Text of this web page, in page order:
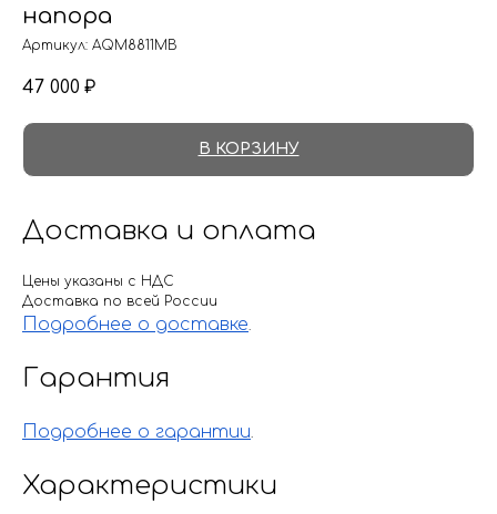
напора
Артикул: AQM8811MB
47 000 ₽
В КОРЗИНУ
Доставка и оплата
Цены указаны с НДС
Доставка по всей России
Подробнее о доставке.
Гарантия
Подробнее о гарантии.
Характеристики